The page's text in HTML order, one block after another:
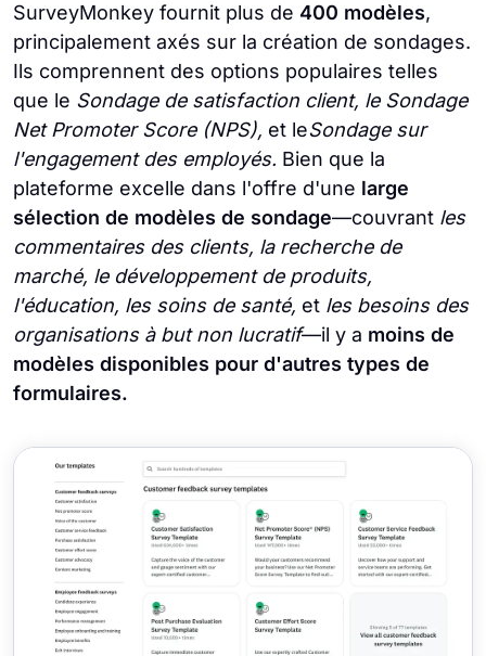
SurveyMonkey fournit plus de 400 modèles,
principalement axés sur la création de sondages.
Ils comprennent des options populaires telles
que le Sondage de satisfaction client, le Sondage
Net Promoter Score (NPS), et leSondage sur
l'engagement des employés. Bien que la
plateforme excelle dans l'offre d'une large
sélection de modèles de sondage—couvrant les
commentaires des clients, la recherche de
marché, le développement de produits,
l'éducation, les soins de santé, et les besoins des
organisations à but non lucratif—il y a moins de
modèles disponibles pour d'autres types de
formulaires.